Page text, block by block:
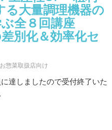
る大量調理機器の
全８回講座
別化＆効率化セ
惣菜取扱店向け
達しましたので受付終了いた